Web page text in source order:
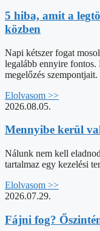
5 hiba, amit a
közben
Napi kétszer fogat
legalább ennyire
megelőzés szempontjait.
Elolvasom >>
2026.08.05.
Mennyibe kerül
Nálunk nem kell
tartalmaz egy kezelési
Elolvasom >>
2026.07.29.
Fájni fog?